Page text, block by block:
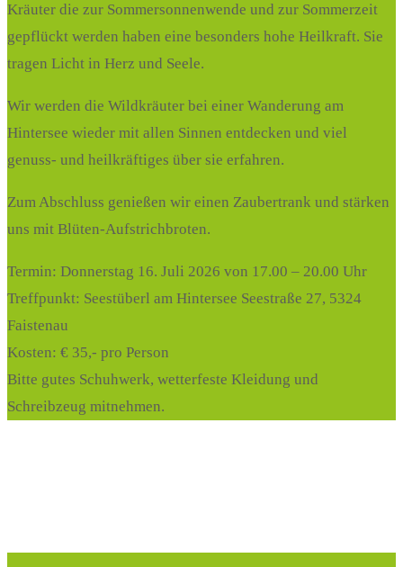
Kräuter die zur Sommersonnenwende und zur Sommerzeit
gepflückt werden haben eine besonders hohe Heilkraft. Sie
tragen Licht in Herz und Seele.
Wir werden die Wildkräuter bei einer Wanderung am
Hintersee wieder mit allen Sinnen entdecken und viel
genuss- und heilkräftiges über sie erfahren.
Zum Abschluss genießen wir einen Zaubertrank und stärken
uns mit Blüten-Aufstrichbroten.
Termin: Donnerstag 16. Juli 2026 von 17.00 – 20.00 Uhr
Treffpunkt: Seestüberl am Hintersee Seestraße 27, 5324
Faistenau
Kosten: € 35,- pro Person
Bitte gutes Schuhwerk, wetterfeste Kleidung und
Schreibzeug mitnehmen.